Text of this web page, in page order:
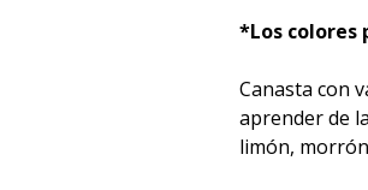
*Los colores
Canasta con
aprender de
limón,